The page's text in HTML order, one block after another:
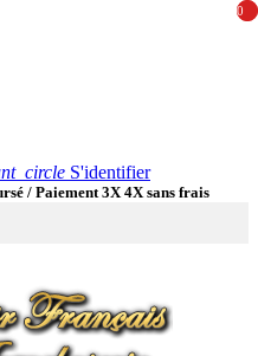
S'identifier
/ Paiement 3X 4X sans frais
0
0